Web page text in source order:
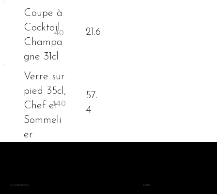
Coupe à
Cocktail
Champa
gne 31cl
21.6
Verre sur
pied 35cl,
Chef et
Sommeli
er
57.
4
Coordonnées Legal